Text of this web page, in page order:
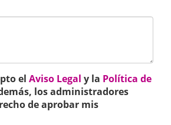
el Aviso Legal y la Política de
los administradores
de aprobar mis